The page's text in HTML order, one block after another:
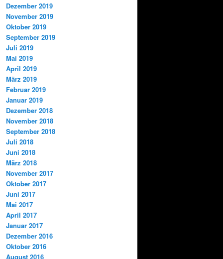
Dezember 2019
November 2019
Oktober 2019
September 2019
Juli 2019
Mai 2019
April 2019
März 2019
Februar 2019
Januar 2019
Dezember 2018
November 2018
September 2018
Juli 2018
Juni 2018
März 2018
November 2017
Oktober 2017
Juni 2017
Mai 2017
April 2017
Januar 2017
Dezember 2016
Oktober 2016
August 2016